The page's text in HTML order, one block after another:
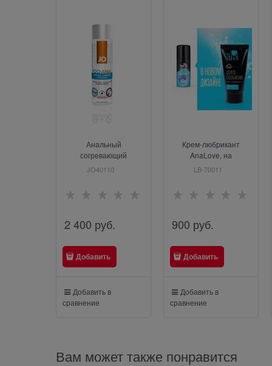
Анальный
согревающий
любрикант
JO40110
2 400 руб.
Добавить
Добавить в
сравнение
Крем-любрикант
AnaLove, на
силиконовой основе,
LB-70011
900 руб.
Добавить
Добавить в
сравнение
Вам может также понравится